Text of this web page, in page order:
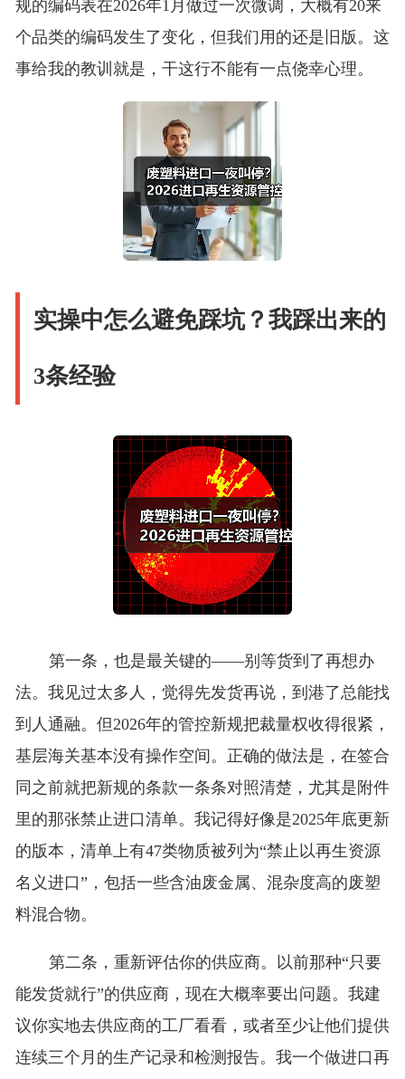
规的编码表在2026年1月做过一次微调，大概有20来
个品类的编码发生了变化，但我们用的还是旧版。这
事给我的教训就是，干这行不能有一点侥幸心理。
实操中怎么避免踩坑？我踩出来的
3条经验
第一条，也是最关键的——别等货到了再想办
法。我见过太多人，觉得先发货再说，到港了总能找
到人通融。但2026年的管控新规把裁量权收得很紧，
基层海关基本没有操作空间。正确的做法是，在签合
同之前就把新规的条款一条条对照清楚，尤其是附件
里的那张禁止进口清单。我记得好像是2025年底更新
的版本，清单上有47类物质被列为“禁止以再生资源
名义进口”，包括一些含油废金属、混杂度高的废塑
料混合物。
第二条，重新评估你的供应商。以前那种“只要
能发货就行”的供应商，现在大概率要出问题。我建
议你实地去供应商的工厂看看，或者至少让他们提供
连续三个月的生产记录和检测报告。我一个做进口再